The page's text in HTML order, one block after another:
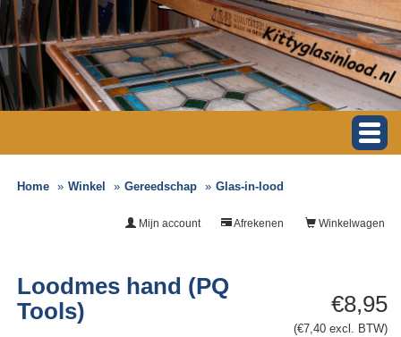
Home Winkel Gereedschap Glas-in-lood
Winkelwagen
Afrekenen
Mijn account
€8,95
(€7,40 excl. BTW)
Loodmes hand (PQ
Tools)